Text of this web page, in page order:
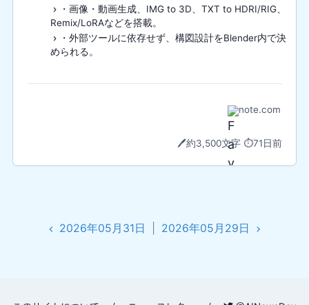
・画像・動画生成、IMG to 3D、TXT to HDRI/RIG、
Remix/LoRAなどを搭載。
・外部ツールに依存せず、構図設計をBlender内で決
められる。
note.com
🖊️約3,500文字⏱️71日前
2026年05月31日 2026年05月29日